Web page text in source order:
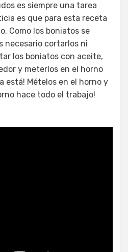
es siempre una tarea
es que para esta receta
Como los boniatos se
necesario cortarlos ni
los boniatos con aceite,
y meterlos en el horno
está! Mételos en el horno y
hace todo el trabajo!